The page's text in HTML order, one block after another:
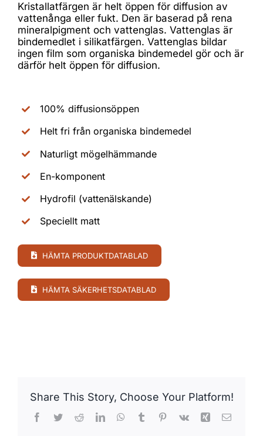
Kristallatfärgen är helt öppen för diffusion av
vattenånga eller fukt. Den är baserad på rena
mineralpigment och vattenglas. Vattenglas är
bindemedlet i silikatfärgen. Vattenglas bildar
ingen film som organiska bindemedel gör och är
därför helt öppen för diffusion.
100% diffusionsöppen
Helt fri från organiska bindemedel
Naturligt mögelhämmande
En-komponent
Hydrofil (vattenälskande)
Speciellt matt
HÄMTA PRODUKTDATABLAD
HÄMTA SÄKERHETSDATABLAD
Share This Story, Choose Your Platform!
Facebook
TwitterRedditLinkedInWhatsApp
TumblrPinterest
Vk Xing E-